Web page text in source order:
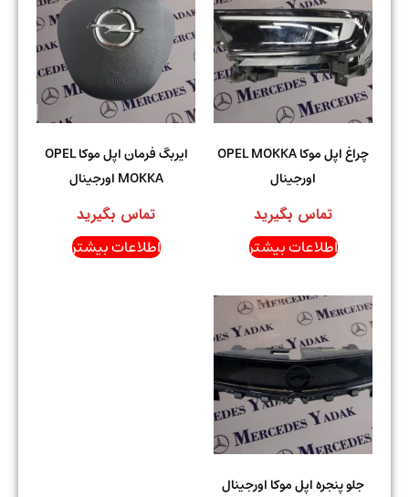
چراغ اپل موکا OPEL MOKKA
اورجینال
تماس بگیرید
اطلاعات بیشتر
ایربگ فرمان اپل موکا OPEL
MOKKA اورجینال
تماس بگیرید
اطلاعات بیشتر
جلو پنجره اپل موکا اورجینال